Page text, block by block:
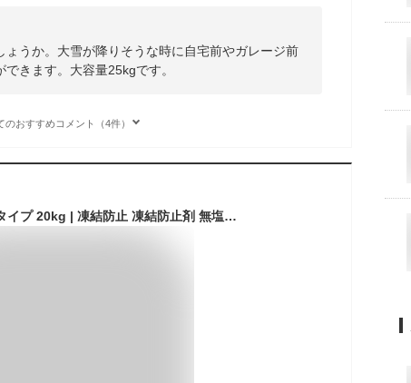
うか。大雪が降りそうな時に自宅前やガレージ前
きます。大容量25kgです。
のおすすめコメント（4件）
アイスメルター 無塩タイプ 20kg | 凍結防止 凍結防止剤 無塩 凍結対策 凍結 アイスバーン対策 融氷 スリップ防止 スリップ対策 転倒防止対策 転倒防止 アイスバーン 凍結予防 冬 冬用 積雪 融雪剤 20キロ 融氷剤 融雪 玄関 雪対策 グッズ